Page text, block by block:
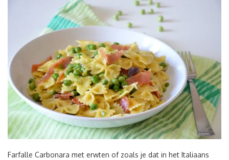
Farfalle Carbonara met erwten of zoals je dat in het Italiaans